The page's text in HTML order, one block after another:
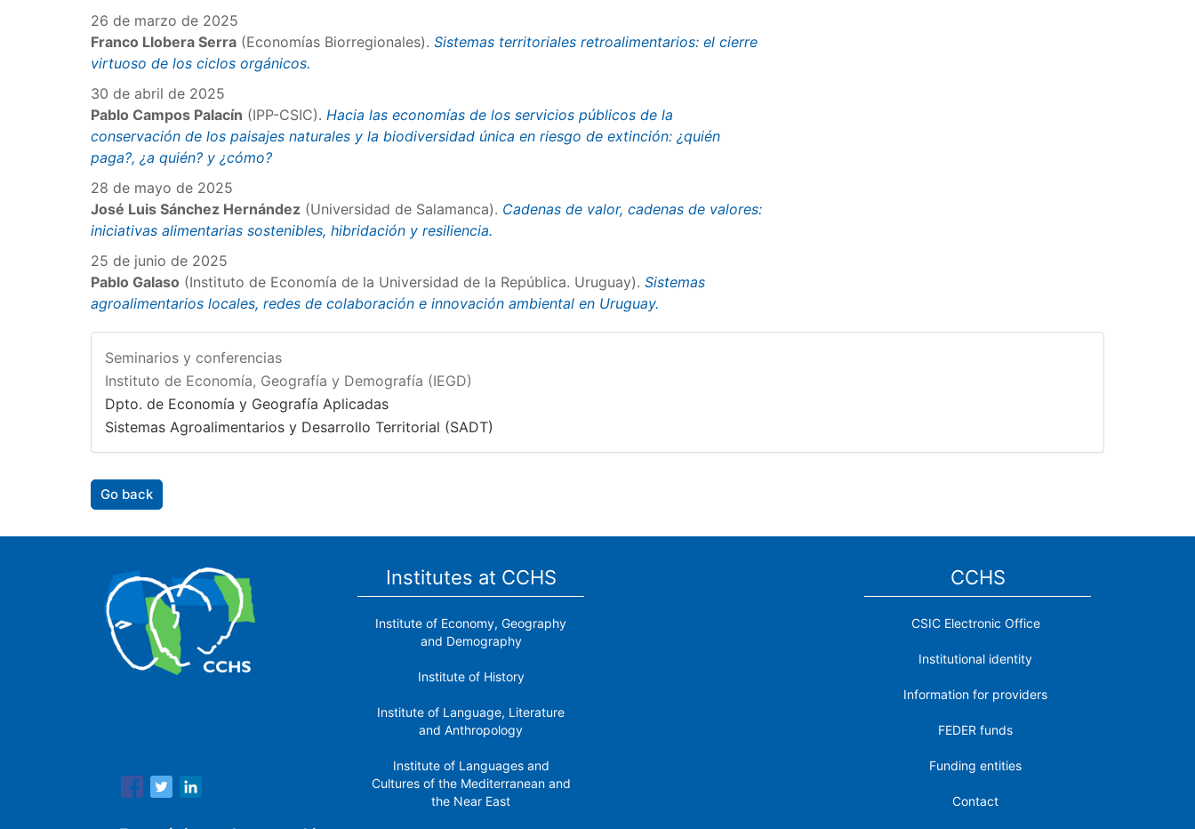
26 de marzo de 2025
Franco Llobera Serra (Economías Biorregionales). Sistemas territoriales retroalimentarios: el cierre
virtuoso de los ciclos orgánicos.
30 de abril de 2025
Pablo Campos Palacín (IPP-CSIC). Hacia las economías de los servicios públicos de la
conservación de los paisajes naturales y la biodiversidad única en riesgo de extinción: ¿quién
paga?, ¿a quién? y ¿cómo?
28 de mayo de 2025
José Luis Sánchez Hernández (Universidad de Salamanca). Cadenas de valor, cadenas de valores:
iniciativas alimentarias sostenibles, hibridación y resiliencia.
25 de junio de 2025
Pablo Galaso (Instituto de Economía de la Universidad de la República. Uruguay). Sistemas
agroalimentarios locales, redes de colaboración e innovación ambiental en Uruguay.
Seminarios y conferencias
Instituto de Economía, Geografía y Demografía (IEGD)
Dpto. de Economía y Geografía Aplicadas
Sistemas Agroalimentarios y Desarrollo Territorial (SADT)
Go back
Institutes at CCHS
Institute of Economy, Geography
and Demography
Institute of History
Institute of Language, Literature
and Anthropology
Institute of Languages ​​and
Cultures of the Mediterranean and
the Near East
CCHS
CSIC Electronic Office
Institutional identity
Information for providers
FEDER funds
Funding entities
Contact